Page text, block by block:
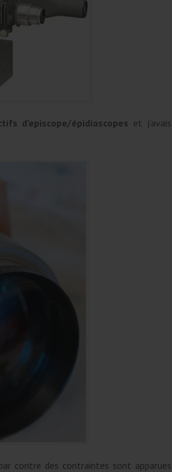
d’episcope/épidiascopes et j’avais
contre des contraintes sont apparues